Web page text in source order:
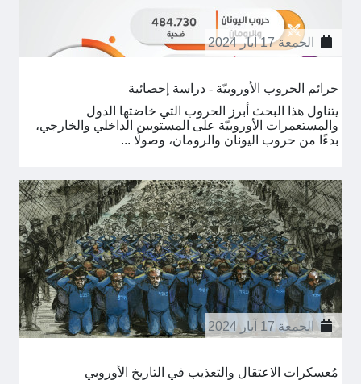
الجمعة 17 آيار 2024
جرائم الحروب الأوروبيّة - دراسة إحصائية
يتناول هذا البحث أبرز الحروب التي خاضتها الدول
والمستعمرات الأوروبيّة على المستويين الداخلي والخارجي،
بدءًا من حروب اليونان والرومان، وصولًا ...
الجمعة 17 آيار 2024
مُعسكرات الاعتقال والتعذيب في التاريخ الأوروبي